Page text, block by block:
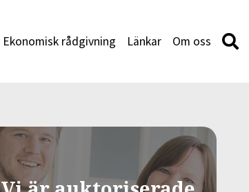
Ekonomisk rådgivning Länkar Om oss